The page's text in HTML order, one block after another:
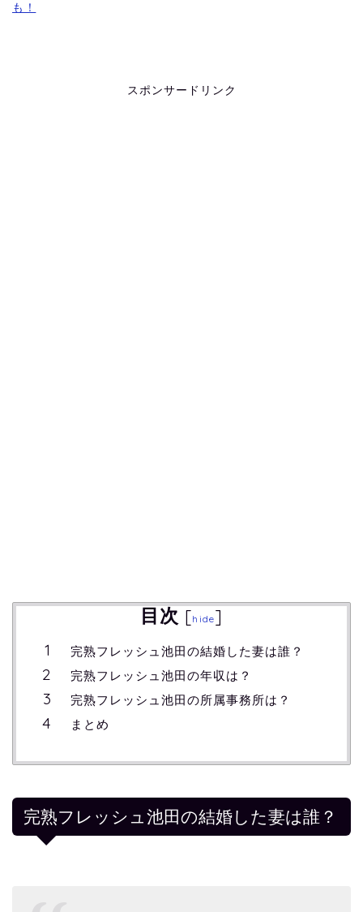
も！
スポンサードリンク
目次 [hide]
完熟フレッシュ池田の結婚した妻は誰？
完熟フレッシュ池田の年収は？
完熟フレッシュ池田の所属事務所は？
まとめ
完熟フレッシュ池田の結婚した妻は誰？